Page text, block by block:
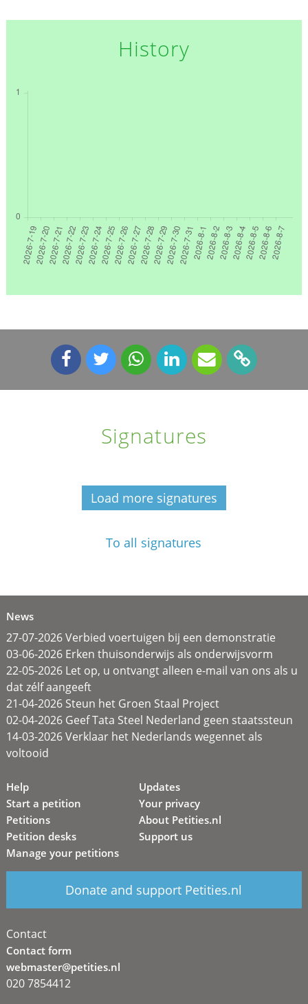
History
Signatures
Load more signatures
To all signatures
News
27-07-2026 Verbied voertuigen bij een demonstratie
03-06-2026 Erken thuisonderwijs als onderwijsvorm
22-05-2026 Let op, u ontvangt alleen e-mail van ons als u
dat zélf aangeeft
21-04-2026 Steun het Groen Staal Project
02-04-2026 Geef Tata Steel Nederland geen staatssteun
14-03-2026 Verklaar het Nederlands wegennet als
voltooid
Help
Start a petition
Petitions
Petition desks
Manage your petitions
Updates
Your privacy
About Petities.nl
Support us
Donate and support Petities.nl
Contact
Contact form
webmaster@petities.nl
020 7854412